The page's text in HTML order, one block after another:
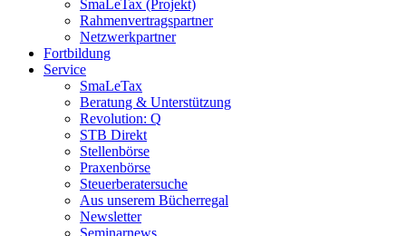
SmaLeTax (Projekt)
Rahmenvertragspartner
Netzwerkpartner
Fortbildung
Service
SmaLeTax
Beratung & Unterstützung
Revolution: Q
STB Direkt
Stellenbörse
Praxenbörse
Steuerberatersuche
Aus unserem Bücherregal
Newsletter
Seminarnews